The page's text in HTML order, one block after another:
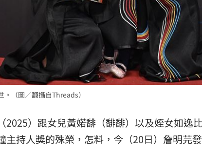
千萬頭獎超「爸」氣 12:00
奢大道」逐漸成形 12:00
職涯論壇9/12登場！ 10:30
7s掀足球熱潮 10:00
追星吃美食！ 18:15
（圖／翻攝自Threads）
2025）跟女兒黃婼馡（馡馡）以及姪女如逸
主持人獎的殊榮，怎料，今（20日）詹明芫